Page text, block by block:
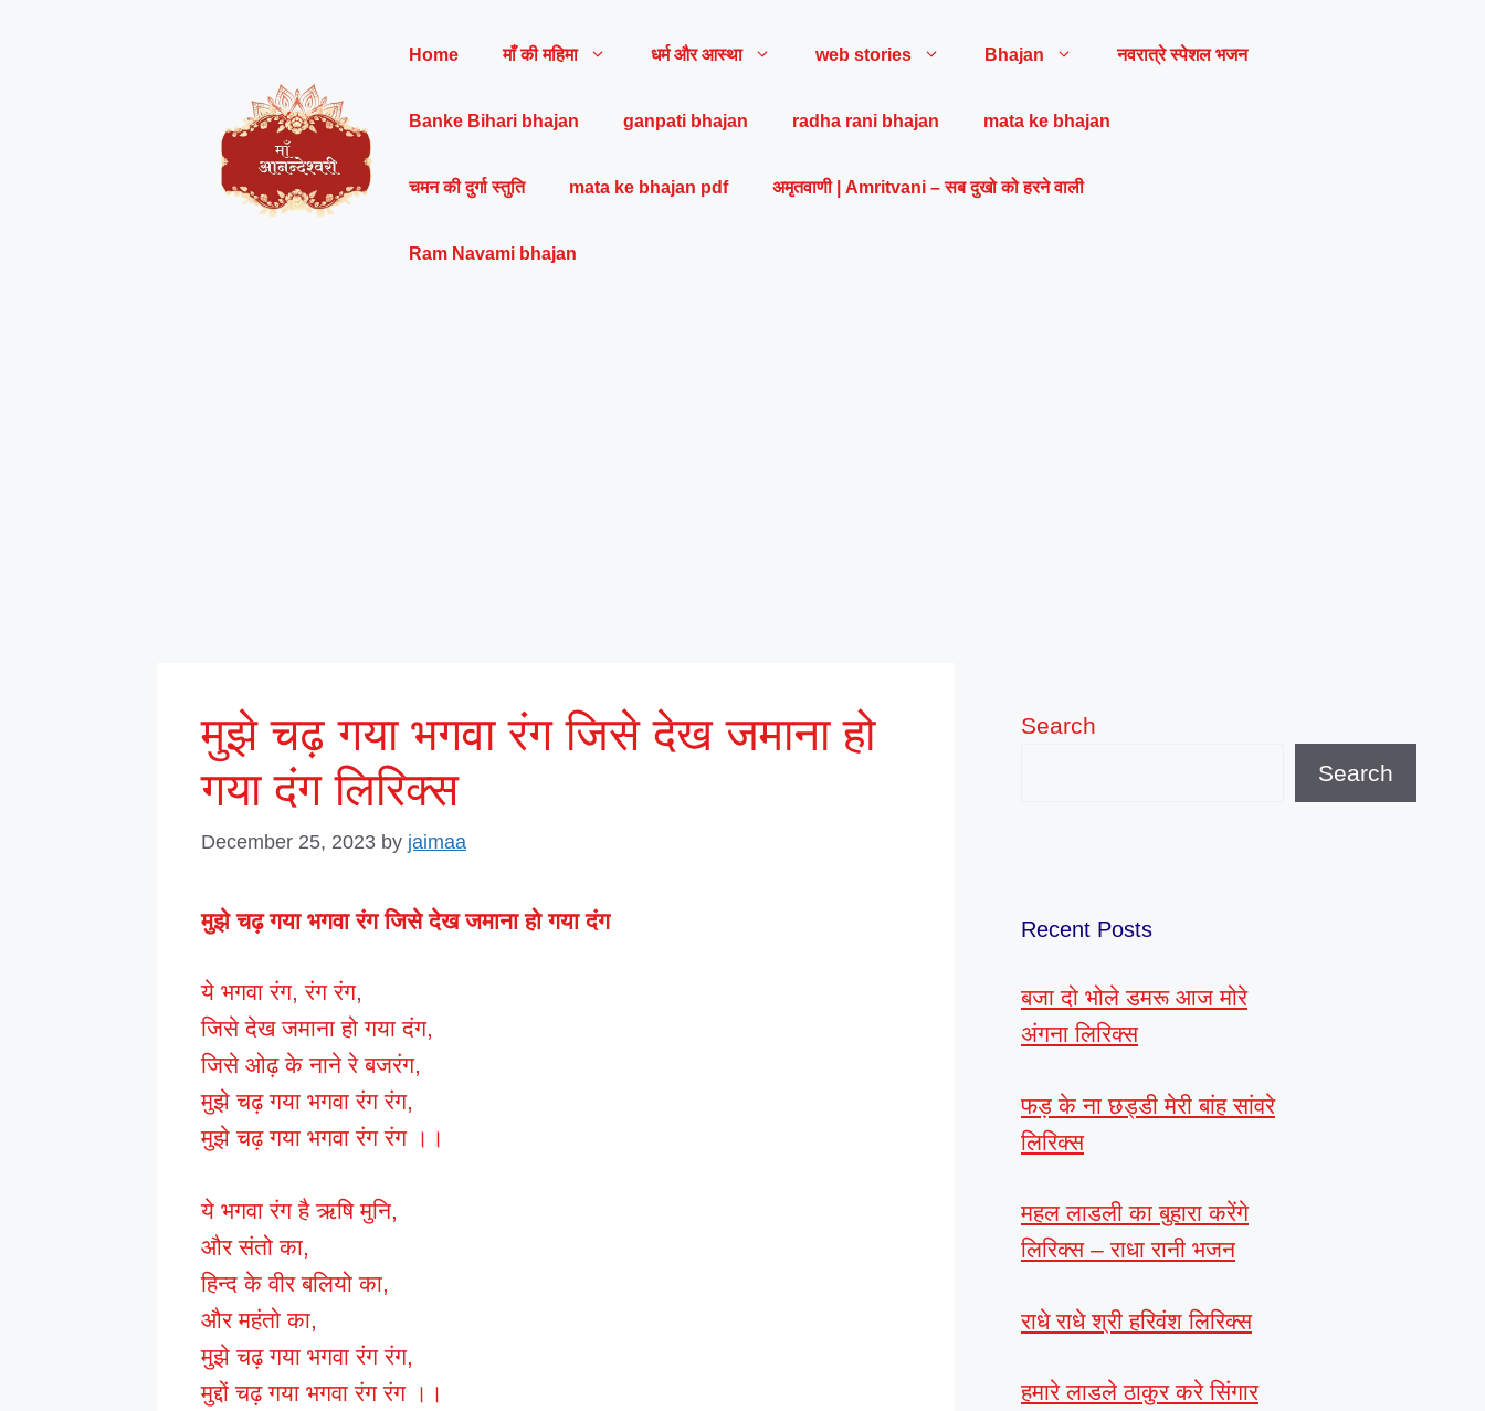
Home माँ की महिमा धर्म और आस्था web stories Bhajan नवरात्रे स्पेशल भजन
Banke Bihari bhajan ganpati bhajan radha rani bhajan mata ke bhajan
चमन की दुर्गा स्तुति mata ke bhajan pdf अमृतवाणी | Amritvani – सब दुखो को हरने वाली
Ram Navami bhajan
मुझे चढ़ गया भगवा रंग जिसे देख जमाना हो
गया दंग लिरिक्स
December 25, 2023 by jaimaa
मुझे चढ़ गया भगवा रंग जिसे देख जमाना हो गया दंग
ये भगवा रंग, रंग रंग,
जिसे देख जमाना हो गया दंग,
जिसे ओढ़ के नाने रे बजरंग,
मुझे चढ़ गया भगवा रंग रंग,
मुझे चढ़ गया भगवा रंग रंग ।।
ये भगवा रंग है ऋषि मुनि,
और संतो का,
हिन्द के वीर बलियो का,
और महंतो का,
मुझे चढ़ गया भगवा रंग रंग,
मुद्दों चढ़ गया भगवा रंग रंग ।।
Search
Search
Recent Posts
बजा दो भोले डमरू आज मोरे
अंगना लिरिक्स
फड़ के ना छड्डी मेरी बांह सांवरे
लिरिक्स
महल लाडली का बुहारा करेंगे
लिरिक्स – राधा रानी भजन
राधे राधे श्री हरिवंश लिरिक्स
हमारे लाडले ठाकुर करे सिंगार